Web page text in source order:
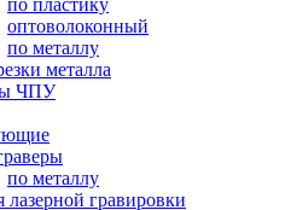
по пластику
оптоволоконный
по металлу
металла
ЧПУ
по металлу
лазерной гравировки